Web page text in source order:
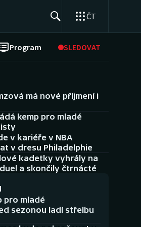
ČT
Program SLEDOVAT
má nové příjmení i
kemp pro mladé
v kariéře v NBA
v dresu Philadelphie
kadetky vyhrály na
a skončily čtrnácté
pro mladé
sezonou ladí střelbu